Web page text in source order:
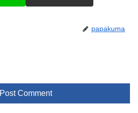
papakuma
Post Comment